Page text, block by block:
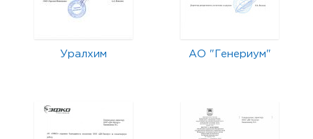
Уралхим АО "Генериум"